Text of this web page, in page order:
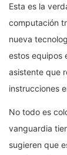
Esta es la
computación
nueva
estos equipos
asistente que
instrucciones
No todo es
vanguardia
sugieren que